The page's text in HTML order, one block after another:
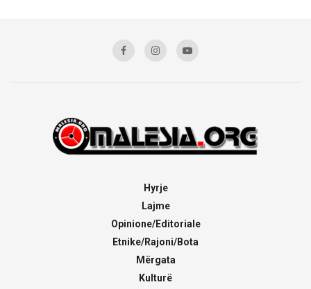
Hyrje
Lajme
Opinione/Editoriale
Etnike/Rajoni/Bota
Mërgata
Kulturë